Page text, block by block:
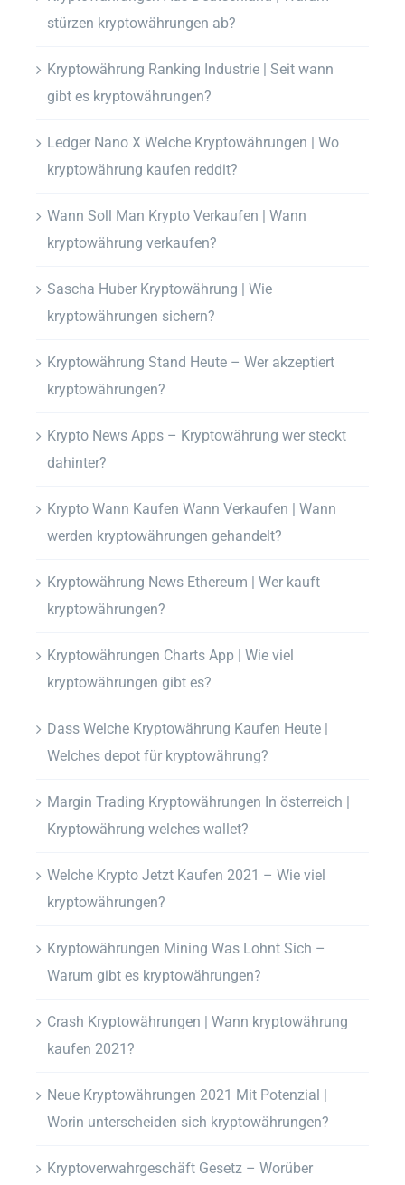
stürzen kryptowährungen ab?
Kryptowährung Ranking Industrie | Seit wann
gibt es kryptowährungen?
Ledger Nano X Welche Kryptowährungen | Wo
kryptowährung kaufen reddit?
Wann Soll Man Krypto Verkaufen | Wann
kryptowährung verkaufen?
Sascha Huber Kryptowährung | Wie
kryptowährungen sichern?
Kryptowährung Stand Heute – Wer akzeptiert
kryptowährungen?
Krypto News Apps – Kryptowährung wer steckt
dahinter?
Krypto Wann Kaufen Wann Verkaufen | Wann
werden kryptowährungen gehandelt?
Kryptowährung News Ethereum | Wer kauft
kryptowährungen?
Kryptowährungen Charts App | Wie viel
kryptowährungen gibt es?
Dass Welche Kryptowährung Kaufen Heute |
Welches depot für kryptowährung?
Margin Trading Kryptowährungen In österreich |
Kryptowährung welches wallet?
Welche Krypto Jetzt Kaufen 2021 – Wie viel
kryptowährungen?
Kryptowährungen Mining Was Lohnt Sich –
Warum gibt es kryptowährungen?
Crash Kryptowährungen | Wann kryptowährung
kaufen 2021?
Neue Kryptowährungen 2021 Mit Potenzial |
Worin unterscheiden sich kryptowährungen?
Kryptoverwahrgeschäft Gesetz – Worüber